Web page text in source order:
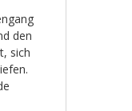
den
sich